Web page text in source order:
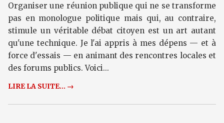
Organiser une réunion publique qui ne se transforme
pas en monologue politique mais qui, au contraire,
stimule un véritable débat citoyen est un art autant
qu'une technique. Je l'ai appris à mes dépens — et à
force d'essais — en animant des rencontres locales et
des forums publics. Voici...
LIRE LA SUITE... →